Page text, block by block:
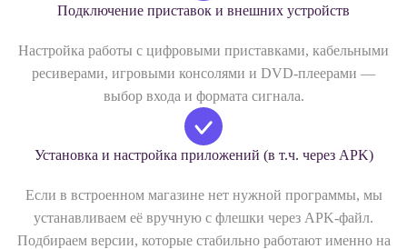
Подключение приставок и внешних устройств
Настройка работы с цифровыми приставками, кабельными
ресиверами, игровыми консолями и DVD-плеерами —
выбор входа и формата сигнала.
Установка и настройка приложений (в т.ч. через APK)
Если в встроенном магазине нет нужной программы, мы
устанавливаем её вручную с флешки через APK‑файл.
Подбираем версии, которые стабильно работают именно на